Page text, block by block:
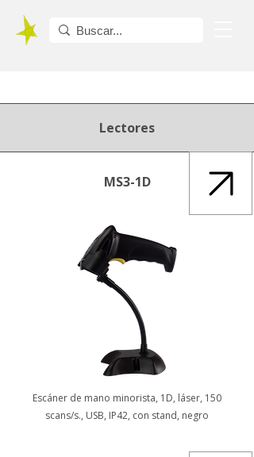
Lectores
MS3-1D
Escáner de mano minorista, 1D, láser, 150
scans/s., USB, IP42, con stand, negro